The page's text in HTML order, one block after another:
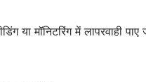
या मॉनिटरिंग में लापरवाही